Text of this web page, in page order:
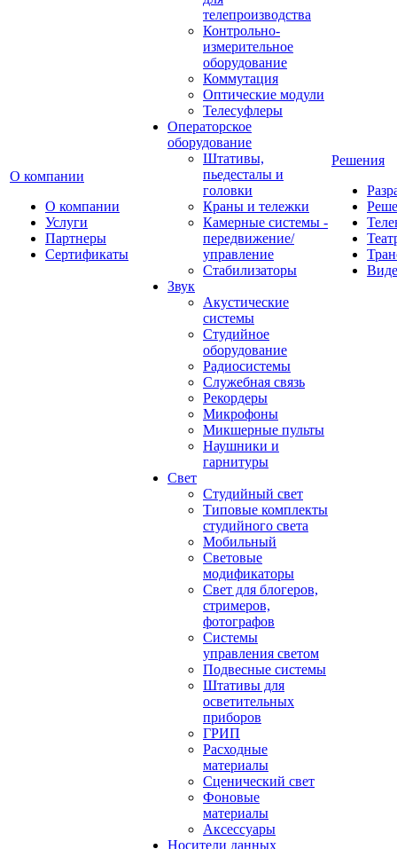
О компании
О компании
Услуги
Партнеры
Сертификаты
телепроизводства
Контрольно-
измерительное
оборудование
Коммутация
Оптические модули
Телесуфлеры
Операторское
оборудование
Штативы,
пьедесталы и
головки
Краны и тележки
Камерные системы -
передвижение/
управление
Стабилизаторы
Звук
Акустические
системы
Студийное
оборудование
Радиосистемы
Служебная связь
Рекордеры
Микрофоны
Микшерные пульты
Наушники и
гарнитуры
Свет
Студийный свет
Типовые комплекты
студийного света
Мобильный
Световые
модификаторы
Свет для блогеров,
стримеров,
фотографов
Системы
управления светом
Подвесные системы
Штативы для
осветительных
приборов
ГРИП
Расходные
материалы
Сценический свет
Фоновые
материалы
Аксессуары
Носители данных
Решения